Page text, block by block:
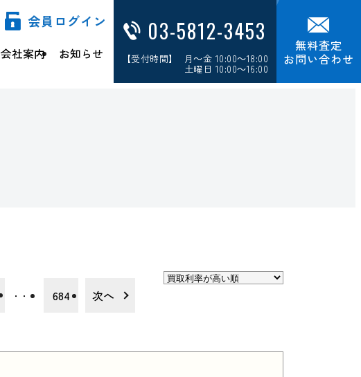
会員ログイン
会社案内 お知らせ
03-5812-3453
【受付時間】 月～金 10:00～18:00
土曜日 10:00～16:00
無料査定
お問い合わせ
・・・ 684 次へ